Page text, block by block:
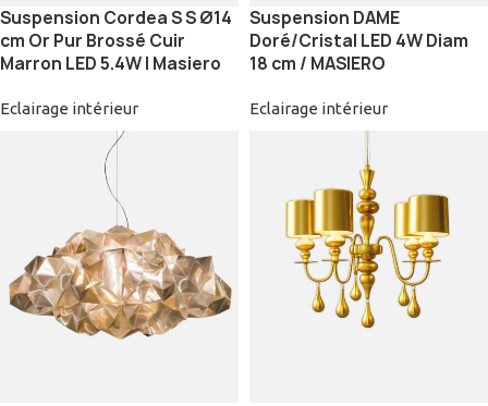
Suspension Cordea S S Ø14
cm Or Pur Brossé Cuir
Marron LED 5.4W | Masiero
Eclairage intérieur
Suspension DAME
Doré/Cristal LED 4W Diam
18 cm / MASIERO
Eclairage intérieur